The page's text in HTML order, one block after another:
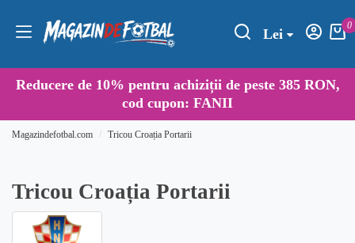
Lei
0
Reducere de 10% pentru achiziții de peste 385 RON,
cod cupon: FANII
Magazindefotbal.com Tricou Croația Portarii
Tricou Croația Portarii